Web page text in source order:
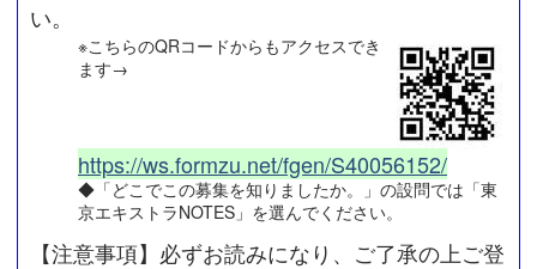
い。
※こちらのQRコードからもアクセスでき
ます→
https://ws.formzu.net/fgen/S40056152/
◆「どこでこの募集を知りましたか。」の設問では「東
京エキストラNOTES」を選んでください。
【注意事項】必ずお読みになり、ご了承の上ご登